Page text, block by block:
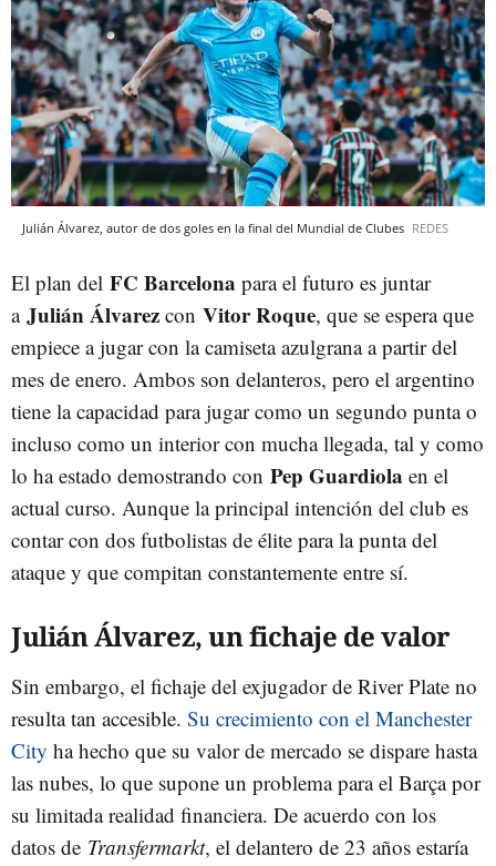
Julián Álvarez, autor de dos goles en la final del Mundial de Clubes REDES
El plan del FC Barcelona para el futuro es juntar
a Julián Álvarez con Vitor Roque, que se espera que
empiece a jugar con la camiseta azulgrana a partir del
mes de enero. Ambos son delanteros, pero el argentino
tiene la capacidad para jugar como un segundo punta o
incluso como un interior con mucha llegada, tal y como
lo ha estado demostrando con Pep Guardiola en el
actual curso. Aunque la principal intención del club es
contar con dos futbolistas de élite para la punta del
ataque y que compitan constantemente entre sí.
Julián Álvarez, un fichaje de valor
Sin embargo, el fichaje del exjugador de River Plate no
resulta tan accesible. Su crecimiento con el Manchester
City ha hecho que su valor de mercado se dispare hasta
las nubes, lo que supone un problema para el Barça por
su limitada realidad financiera. De acuerdo con los
datos de Transfermarkt, el delantero de 23 años estaría